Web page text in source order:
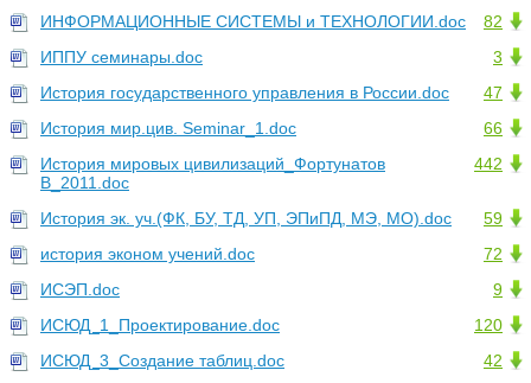
82
ИНФОРМАЦИОННЫЕ СИСТЕМЫ и ТЕХНОЛОГИИ.doc
3
ИППУ семинары.doc
47
История государственного управления в России.doc
66
История мир.цив. Seminar_1.doc
442
История мировых цивилизаций_Фортунатов
В_2011.doc
59
История эк. уч.(ФК, БУ, ТД, УП, ЭПиПД, МЭ, МО).doc
72
история эконом учений.doc
9
ИСЭП.doc
120
ИСЮД_1_Проектирование.doc
42
ИСЮД_3_Создание таблиц.doc